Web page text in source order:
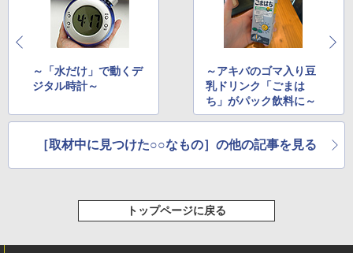
～「水だけ」で動くデ
ジタル時計～
～アキバのゴマ入り豆
乳ドリンク「ごまは
ち」がパック飲料に～
［取材中に見つけた○○なもの］の他の記事を見る
トップページに戻る